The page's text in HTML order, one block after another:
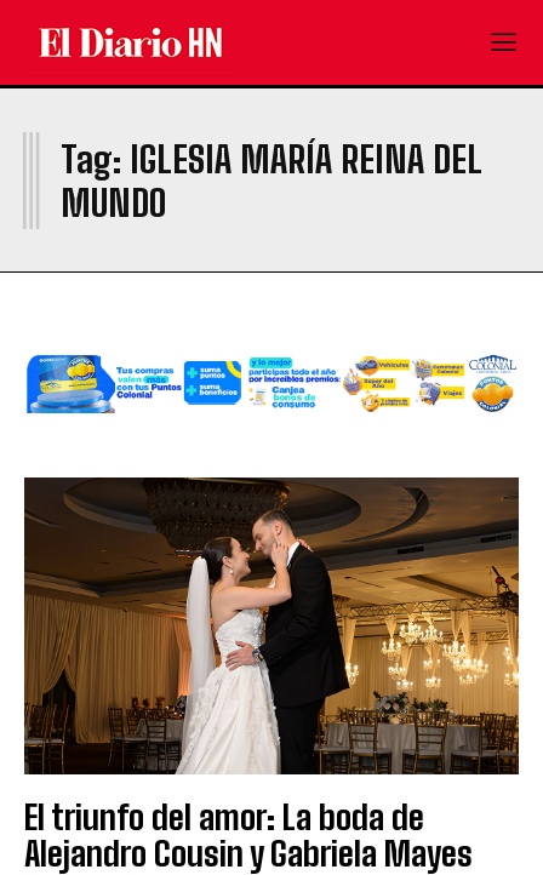
Tag: IGLESIA MARÍA REINA DEL
MUNDO
I
El triunfo del amor: La boda de
Alejandro Cousin y Gabriela Mayes